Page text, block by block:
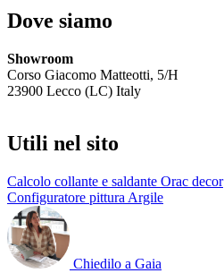
Dove siamo
Showroom
Corso Giacomo Matteotti, 5/H
23900 Lecco (LC) Italy
Utili nel sito
Calcolo collante e saldante Orac decor
Configuratore pittura Argile
Chiedilo a Gaia